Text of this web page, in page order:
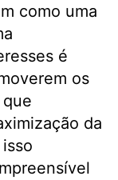
como uma
é
os
da